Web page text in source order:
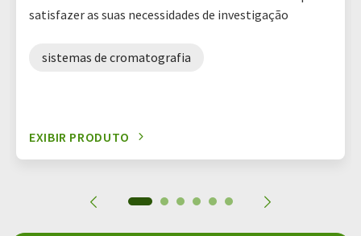
satisfazer as suas necessidades de investigação
sistemas de cromatografia
EXIBIR PRODUTO